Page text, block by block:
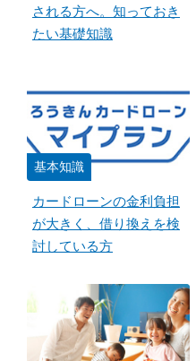
される方へ。知っておき
たい基礎知識
基本知識
カードローンの金利負担
が大きく、借り換えを検
討している方